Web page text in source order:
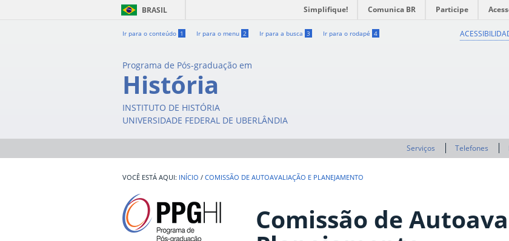
BRASIL Simplifique! Comunica BR Participe
Ir para o conteúdo 1 Ir para o menu 2 Ir para a busca 3 Ir para o rodapé 4
Programa de Pós-graduação em
História
INSTITUTO DE HISTÓRIA
UNIVERSIDADE FEDERAL DE UBERLÂNDIA
Serviços Telefones
INÍCIO / COMISSÃO DE AUTOAVALIAÇÃO E PLANEJAMENTO
Comissão de